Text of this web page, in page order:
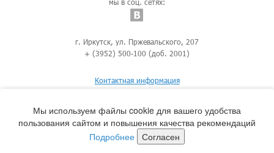
мы в соц. сетях:
г. Иркутск, ул. Пржевальского, 207
+ (3952) 500-100 (доб. 2001)
Контактная информация
Мы используем файлы cookie для вашего удобства
пользования сайтом и повышения качества рекомендаций
Подробнее Согласен